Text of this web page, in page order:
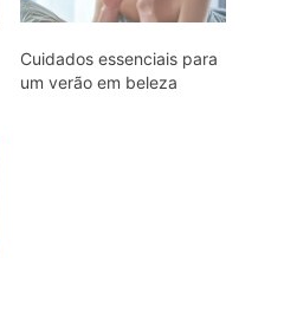
Cuidados essenciais para
um verão em beleza